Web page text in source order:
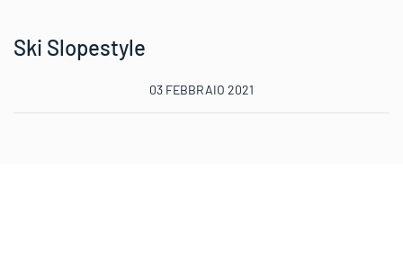
Ski Slopestyle
03 FEBBRAIO 2021